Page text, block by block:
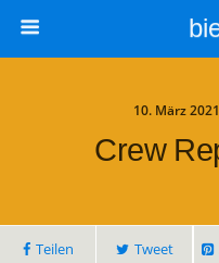
10. März
Crew
Teilen Tweet